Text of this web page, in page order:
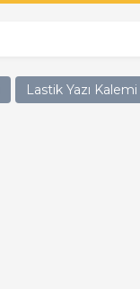
Lastik Yazı Kalemi